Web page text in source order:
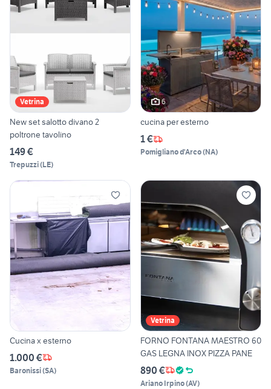
Vetrina
New set salotto divano 2
poltrone tavolino
149 €
Trepuzzi(LE)
6
cucina per esterno
1 €
Pomigliano d'Arco(NA)
Cucina x esterno
1.000 €
Baronissi(SA)
Vetrina
FORNO FONTANA MAESTRO 60
GAS LEGNA INOX PIZZA PANE
890 €
Ariano Irpino(AV)